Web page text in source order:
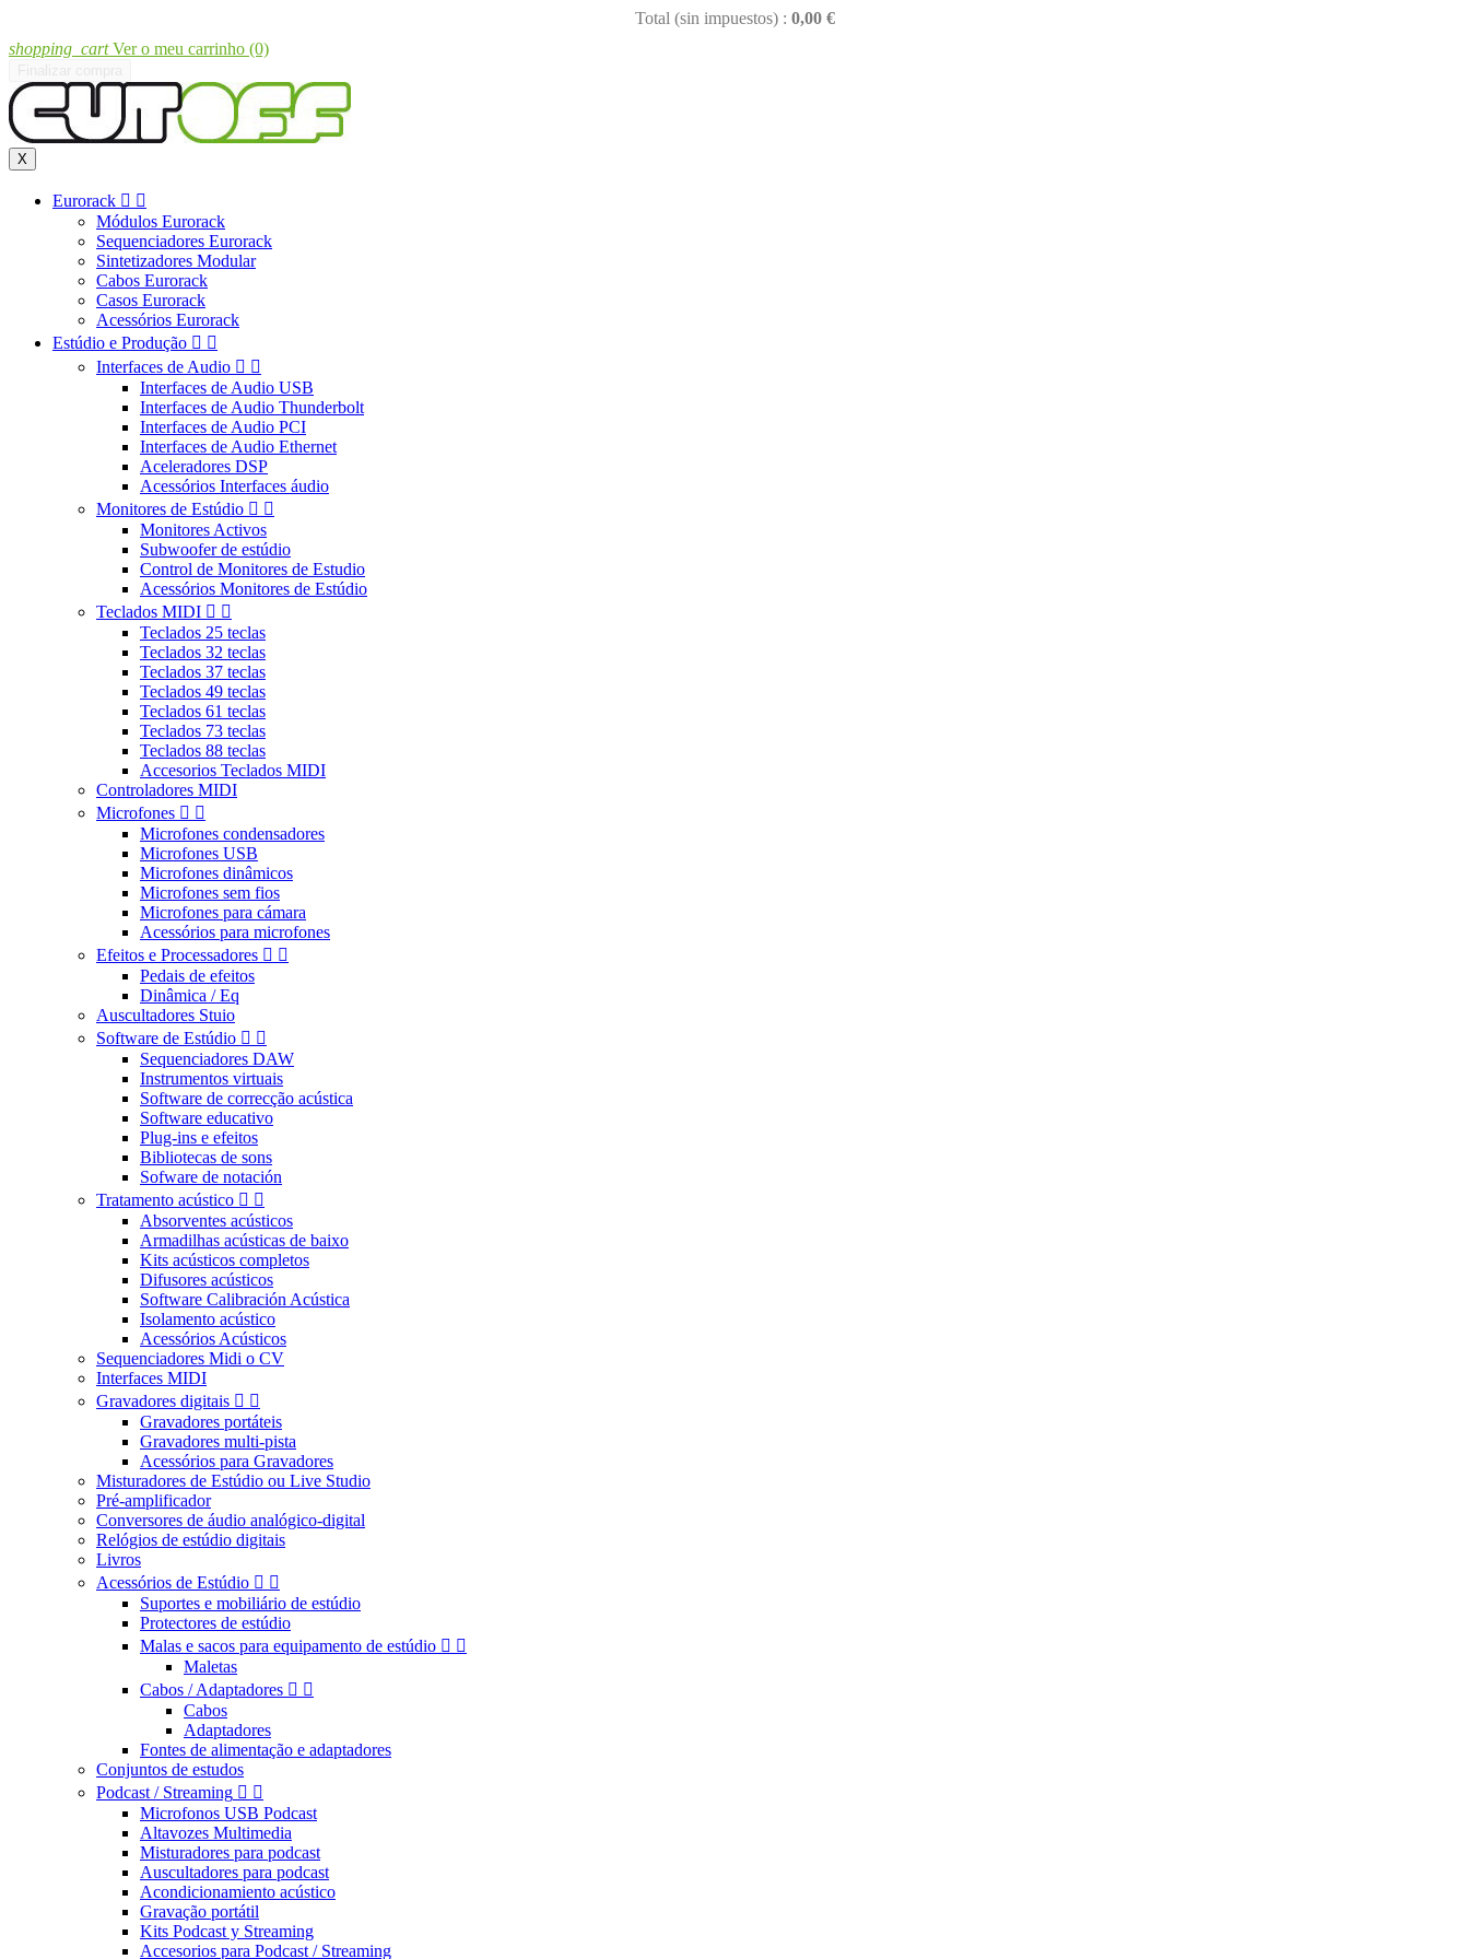
Total (sin impuestos) : 0,00 €
shopping_cart Ver o meu carrinho (0)
X
Eurorack  
Módulos Eurorack
Sequenciadores Eurorack
Sintetizadores Modular
Cabos Eurorack
Casos Eurorack
Acessórios Eurorack
Estúdio e Produção  
Interfaces de Audio  
Interfaces de Audio USB
Interfaces de Audio Thunderbolt
Interfaces de Audio PCI
Interfaces de Audio Ethernet
Aceleradores DSP
Acessórios Interfaces áudio
Monitores de Estúdio  
Monitores Activos
Subwoofer de estúdio
Control de Monitores de Estudio
Acessórios Monitores de Estúdio
Teclados MIDI  
Teclados 25 teclas
Teclados 32 teclas
Teclados 37 teclas
Teclados 49 teclas
Teclados 61 teclas
Teclados 73 teclas
Teclados 88 teclas
Accesorios Teclados MIDI
Controladores MIDI
Microfones  
Microfones condensadores
Microfones USB
Microfones dinâmicos
Microfones sem fios
Microfones para cámara
Acessórios para microfones
Efeitos e Processadores  
Pedais de efeitos
Dinâmica / Eq
Auscultadores Stuio
Software de Estúdio  
Sequenciadores DAW
Instrumentos virtuais
Software de correcção acústica
Software educativo
Plug-ins e efeitos
Bibliotecas de sons
Sofware de notación
Tratamento acústico  
Absorventes acústicos
Armadilhas acústicas de baixo
Kits acústicos completos
Difusores acústicos
Software Calibración Acústica
Isolamento acústico
Acessórios Acústicos
Sequenciadores Midi o CV
Interfaces MIDI
Gravadores digitais  
Gravadores portáteis
Gravadores multi-pista
Acessórios para Gravadores
Misturadores de Estúdio ou Live Studio
Pré-amplificador
Conversores de áudio analógico-digital
Relógios de estúdio digitais
Livros
Acessórios de Estúdio  
Suportes e mobiliário de estúdio
Protectores de estúdio
Malas e sacos para equipamento de estúdio  
Maletas
Cabos / Adaptadores  
Cabos
Adaptadores
Fontes de alimentação e adaptadores
Conjuntos de estudos
Podcast / Streaming  
Microfonos USB Podcast
Altavozes Multimedia
Misturadores para podcast
Auscultadores para podcast
Acondicionamiento acústico
Gravação portátil
Kits Podcast y Streaming
Accesorios para Podcast / Streaming